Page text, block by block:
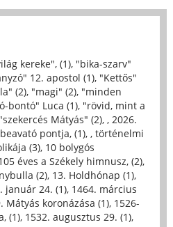
kereke", (1), "bika-szarv"
12. apostol (1), "Kettős"
(2), "magi" (2), "minden
bontó" Luca (1), "rövid, mint a
"szekercés Mátyás" (2), , 2026.
pontja, (1), , történelmi
(3), 10 bolygós
éves a Székely himnusz, (2),
(2), 13. Holdhónap (1),
január 24. (1), 1464. március
Mátyás koronázása (1), 1526-
(1), 1532. augusztus 29. (1),